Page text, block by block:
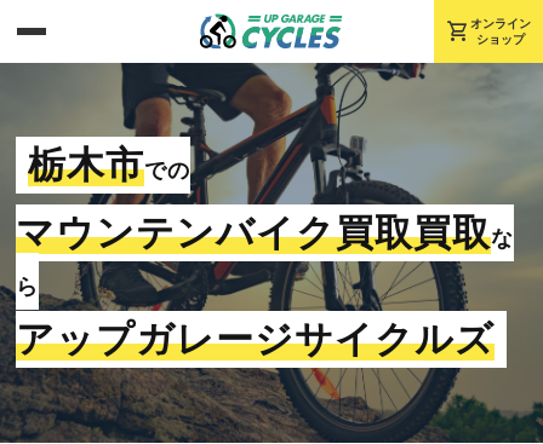
shopping_cart オンライン
ショップ
栃木市での
マウンテンバイク買取買取な
ら
アップガレージサイクルズ